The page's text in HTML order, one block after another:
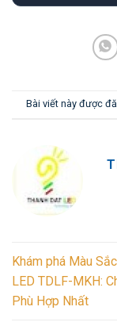
Bài viết này được
Khám phá Màu
LED TDLF-MKH:
Phù Hợp Nhất